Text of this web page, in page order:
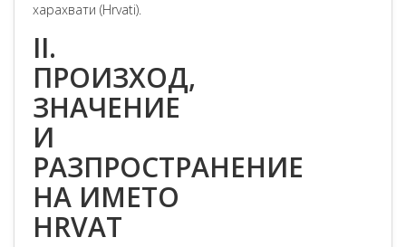
харахвати (Hrvati).
II.
ПРОИЗХОД,
ЗНАЧЕНИЕ
И
РАЗПРОСТРАНЕНИЕ
НА ИМЕТО
HRVAT